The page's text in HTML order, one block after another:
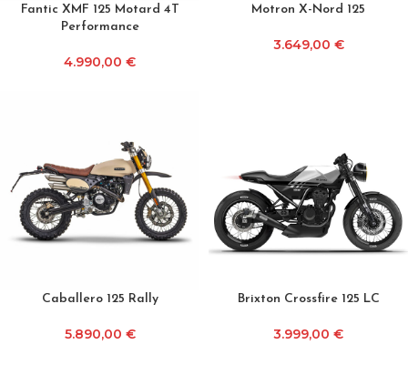
Fantic XMF 125 Motard 4T
Performance
4.990,00 €
Motron X-Nord 125
3.649,00 €
Caballero 125 Rally
5.890,00 €
Brixton Crossfire 125 LC
3.999,00 €